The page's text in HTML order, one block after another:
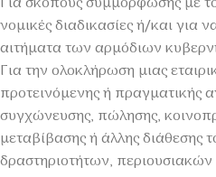
νομικές διαδικασίες ή/και για
αιτήματα των αρμόδιων
Για την ολοκλήρωση μιας
προτεινόμενης ή πραγματικής
συγχώνευσης, πώλησης,
μεταβίβασης ή άλλης διάθεσης
δραστηριοτήτων,